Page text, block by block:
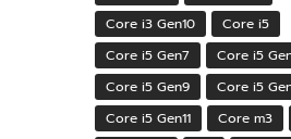
Core i3 Gen10
Core i5
Core i5 Gen7
Core i5
Core i5 Gen9
Core i5
Core i5 Gen11
Core m3